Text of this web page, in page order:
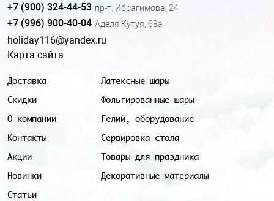
Доставка
Скидки
О компании
Контакты
Акции
Новинки
Статьи
Латексные шары
Фольгированные шары
Гелий, оборудование
Сервировка стола
Товары для праздника
Декоративные материалы
+7 (900) 324-44-53 пр-т. Ибрагимова, 24
+7 (996) 900-40-04 Аделя Кутуя, 68а
holiday116@yandex.ru
Карта сайта